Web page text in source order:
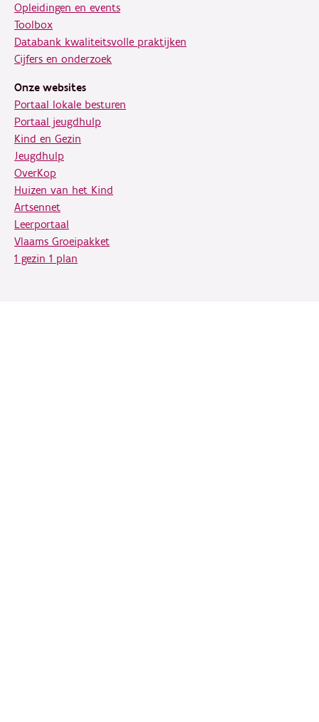
Opleidingen en events
Toolbox
Databank kwaliteitsvolle praktijken
Cijfers en onderzoek
Onze websites
Portaal lokale besturen
Portaal jeugdhulp
Kind en Gezin
Jeugdhulp
OverKop
Huizen van het Kind
Artsennet
Leerportaal
Vlaams Groeipakket
1 gezin 1 plan